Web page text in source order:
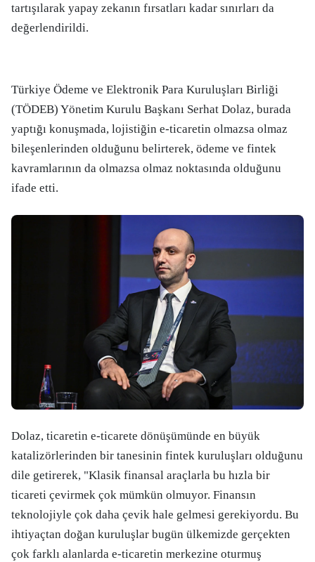
tartışılarak yapay zekanın fırsatları kadar sınırları da
değerlendirildi.
Türkiye Ödeme ve Elektronik Para Kuruluşları Birliği
(TÖDEB) Yönetim Kurulu Başkanı Serhat Dolaz, burada
yaptığı konuşmada, lojistiğin e-ticaretin olmazsa olmaz
bileşenlerinden olduğunu belirterek, ödeme ve fintek
kavramlarının da olmazsa olmaz noktasında olduğunu
ifade etti.
Dolaz, ticaretin e-ticarete dönüşümünde en büyük
katalizörlerinden bir tanesinin fintek kuruluşları olduğunu
dile getirerek, "Klasik finansal araçlarla bu hızla bir
ticareti çevirmek çok mümkün olmuyor. Finansın
teknolojiyle çok daha çevik hale gelmesi gerekiyordu. Bu
ihtiyaçtan doğan kuruluşlar bugün ülkemizde gerçekten
çok farklı alanlarda e-ticaretin merkezine oturmuş